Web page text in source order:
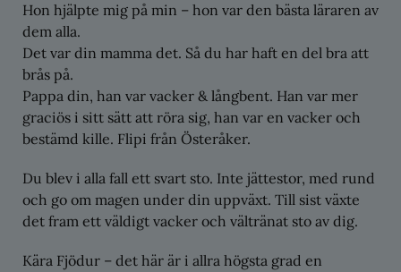
Hon hjälpte mig på min – hon var den bästa läraren av
dem alla.
Det var din mamma det. Så du har haft en del bra att
brås på.
Pappa din, han var vacker & långbent. Han var mer
graciös i sitt sätt att röra sig, han var en vacker och
bestämd kille. Flipi från Österåker.
Du blev i alla fall ett svart sto. Inte jättestor, med rund
och go om magen under din uppväxt. Till sist växte
det fram ett väldigt vacker och vältränat sto av dig.
Kära Fjödur – det här är i allra högsta grad en